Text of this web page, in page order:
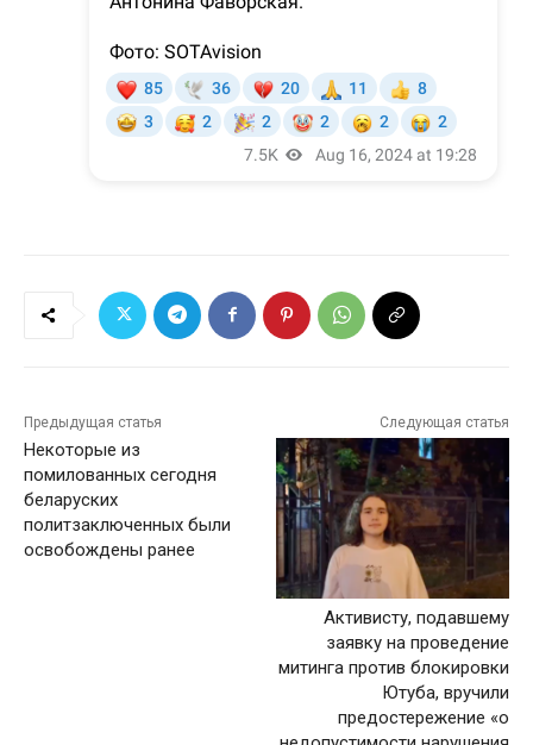
Предыдущая статья
Некоторые из
помилованных сегодня
беларуских
политзаключенных были
освобождены ранее
Следующая статья
Активисту, подавшему
заявку на проведение
митинга против блокировки
Ютуба, вручили
предостережение «о